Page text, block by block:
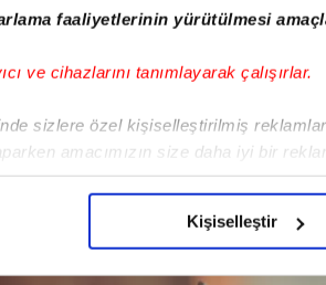
faaliyetlerinin yürütülmesi
ve cihazlarını tanımlayarak çalışırlar.
sizlere özel kişiselleştirilmiş
amacımızın size daha iyi bir
gelen çabayı gösterdiğimizi ve bu
Kişiselleştir